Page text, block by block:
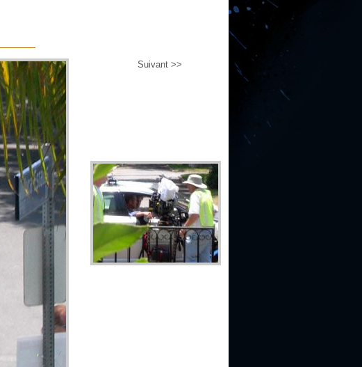
Suivant >>